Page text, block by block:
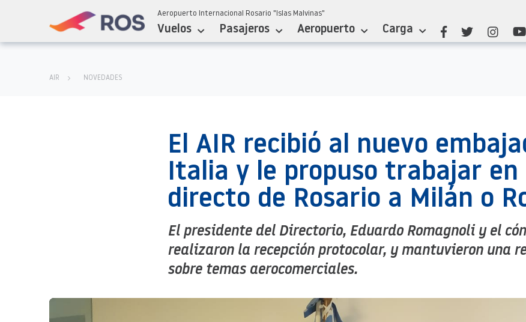
Aeropuerto Internacional Rosario "Islas Malvinas"
Vuelos Pasajeros Aeropuerto Carga
AIR NOVEDADES
El AIR recibió al nuevo
Italia y le propuso trabajar en
directo de Rosario a Milán o
El presidente del Directorio, Eduardo Romagnoli y el
realizaron la recepción protocolar, y mantuvieron una
sobre temas aerocomerciales.